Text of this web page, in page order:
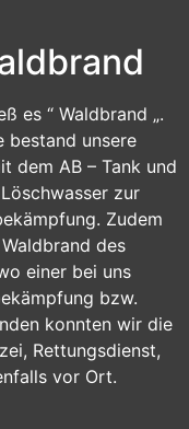
es “ Waldbrand „.
bestand unsere
dem AB – Tank und
zur
Zudem
des
einer bei uns
bzw.
konnten wir die
Rettungsdienst,
vor Ort.